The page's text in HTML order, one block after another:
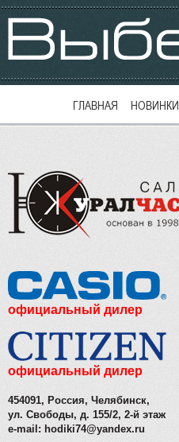
ГЛАВНАЯ НОВИНКИ
официальный дилер
официальный дилер
454091, Россия, Челябинск,
ул. Свободы, д. 155/2, 2-й этаж
e-mail: hodiki74@yandex.ru